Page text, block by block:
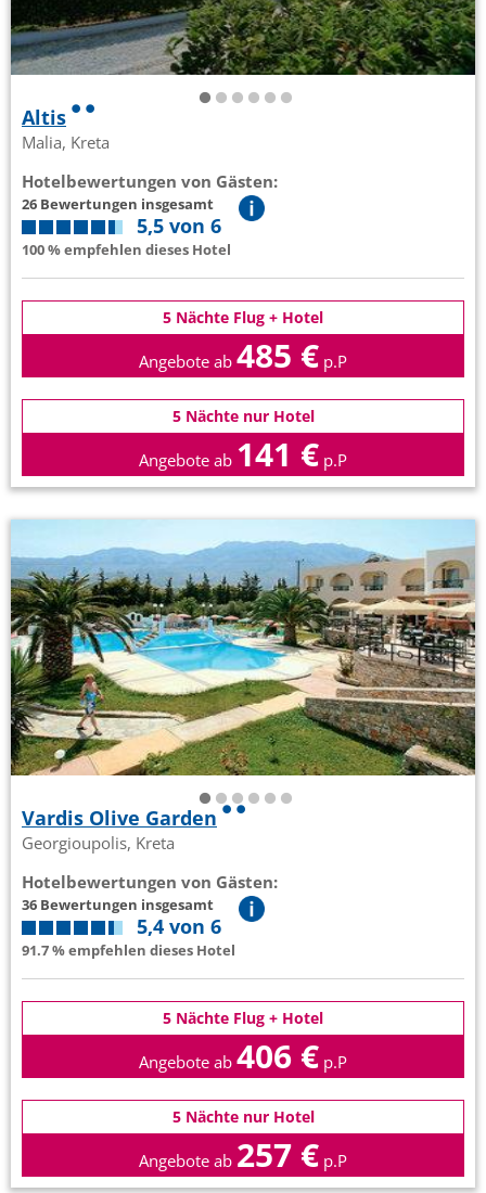
Altis
Malia, Kreta
Hotelbewertungen von Gästen:
26 Bewertungen insgesamt
5,5 von 6
100 % empfehlen dieses Hotel
5 Nächte Flug + Hotel
Angebote ab 485 € p.P
5 Nächte nur Hotel
Angebote ab 141 € p.P
Vardis Olive Garden
Georgioupolis, Kreta
Hotelbewertungen von Gästen:
36 Bewertungen insgesamt
5,4 von 6
91.7 % empfehlen dieses Hotel
5 Nächte Flug + Hotel
Angebote ab 406 € p.P
5 Nächte nur Hotel
Angebote ab 257 € p.P